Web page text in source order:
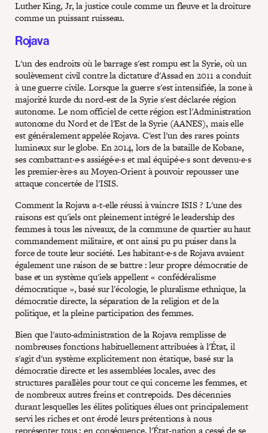
Luther King, Jr, la justice coule comme un fleuve et la droiture
comme un puissant ruisseau.
Rojava
L'un des endroits où le barrage s'est rompu est la Syrie, où un
soulèvement civil contre la dictature d'Assad en 2011 a conduit
à une guerre civile. Lorsque la guerre s'est intensifiée, la zone à
majorité kurde du nord-est de la Syrie s'est déclarée région
autonome. Le nom officiel de cette région est l'Administration
autonome du Nord et de l'Est de la Syrie (AANES), mais elle
est généralement appelée Rojava. C'est l'un des rares points
lumineux sur le globe. En 2014, lors de la bataille de Kobane,
ses combattant·e·s assiégé·e·s et mal équipé·e·s sont devenu·e·s
les premier·ère·s au Moyen-Orient à pouvoir repousser une
attaque concertée de l'ISIS.
Comment la Rojava a-t-elle réussi à vaincre ISIS ? L'une des
raisons est qu'iels ont pleinement intégré le leadership des
femmes à tous les niveaux, de la commune de quartier au haut
commandement militaire, et ont ainsi pu pu puiser dans la
force de toute leur société. Les habitant·e·s de Rojava avaient
également une raison de se battre : leur propre démocratie de
base et un système qu'iels appellent « confédéralisme
démocratique », basé sur l'écologie, le pluralisme ethnique, la
démocratie directe, la séparation de la religion et de la
politique, et la pleine participation des femmes.
Bien que l'auto-administration de la Rojava remplisse de
nombreuses fonctions habituellement attribuées à l'État, il
s'agit d'un système explicitement non étatique, basé sur la
démocratie directe et les assemblées locales, avec des
structures parallèles pour tout ce qui concerne les femmes, et
de nombreux autres freins et contrepoids. Des décennies
durant lesquelles les élites politiques élues ont principalement
servi les riches et ont érodé leurs prétentions à nous
représenter tous ; en conséquence, l'État-nation a cessé de se